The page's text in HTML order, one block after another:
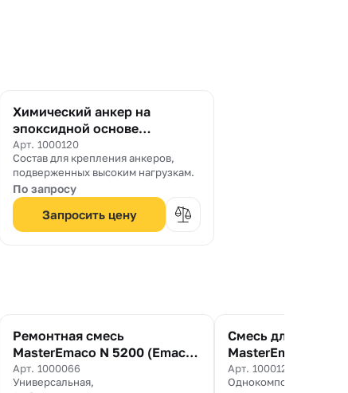
Химический анкер на
эпоксидной основе
MasterFlow 935 AN
Арт. 1000120
Состав для крепления анкеров,
подверженных высоким нагрузкам.
По запросу
Запросить цену
Ремонтная смесь
MasterEmaco N 5200 (Emaco
Nanocrete R2)
Арт. 1000066
Универсальная,
Смесь для
MasterEmaco P
Арт. 1000127
Однокомпонентное,